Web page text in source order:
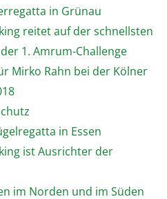
in Grünau
reitet auf der schnellsten
1. Amrum-Challenge
Mirko Rahn bei der Kölner
in Essen
ist Ausrichter der
im Norden und im Süden